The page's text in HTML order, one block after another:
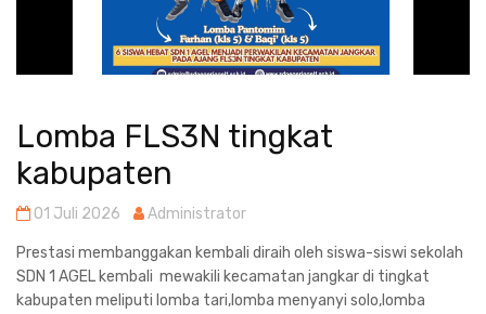
Lomba FLS3N tingkat
kabupaten
01 Juli 2026 Administrator
Prestasi membanggakan kembali diraih oleh siswa-siswi sekolah
SDN 1 AGEL kembali mewakili kecamatan jangkar di tingkat
kabupaten meliputi lomba tari,lomba menyanyi solo,lomba